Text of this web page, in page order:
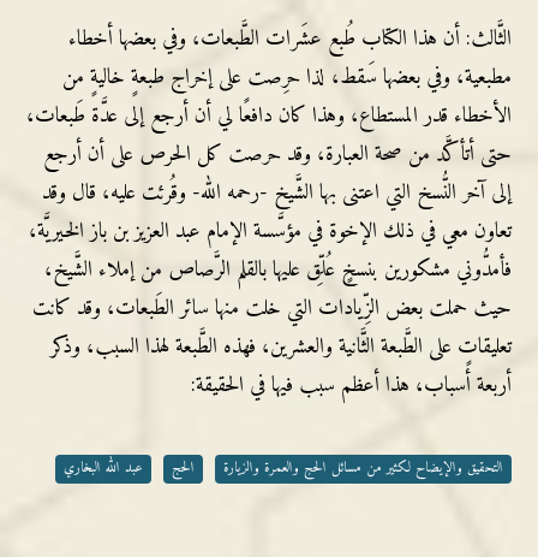
الثَّالث: أن هذا الكتاب طُبع عشَرات الطَّبعات، وفي بعضها أخطاء
مطبعية، وفي بعضها سَقط، لذا حرِصت على إخراج طبعةٍ خاليةٍ من
الأخطاء قدر المستطاع، وهذا كان دافعًا لي أن أرجع إلى عدَّة طَبعات،
حتى أتأكَّد من صحة العبارة، وقد حرصت كل الحرص على أن أرجع
إلى آخر النُّسخ التي اعتنى بها الشَّيخ -رحمه الله- وقُرئت عليه، قال وقد
تعاون معي في ذلك الإخوة في مؤسَّسة الإمام عبد العزيز بن باز الخيريَّة،
فأمدُّوني مشكورين بنسخٍ عُلِّق عليها بالقلم الرَّصاص من إملاء الشَّيخ،
حيث حملت بعض الزِّيادات التي خلت منها سائر الطَبعات، وقد كانت
تعليقاتٍ على الطَّبعة الثَّانية والعشرين، فهذه الطَّبعة لهذا السبب، وذكر
أربعة أسباب، هذا أعظم سبب فيها في الحقيقة:
التحقيق والإيضاح لكثير من مسائل الحج والعمرة والزيارة الحج عبد الله البخاري